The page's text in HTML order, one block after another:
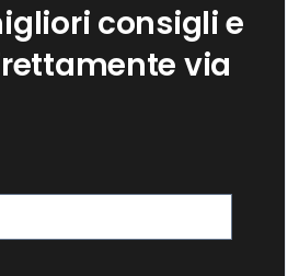
consigli e
via